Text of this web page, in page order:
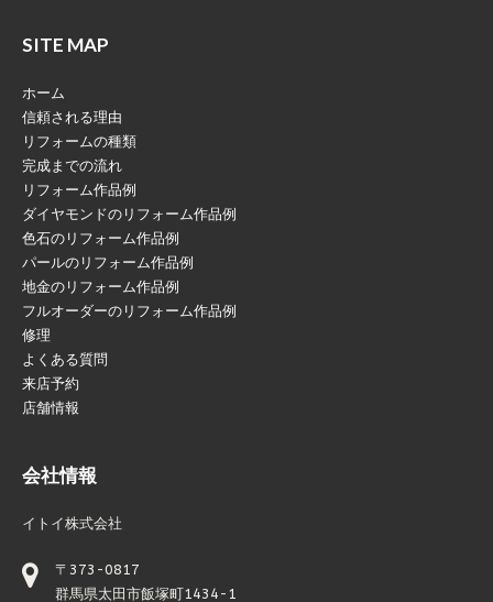
SITE MAP
ホーム
信頼される理由
リフォームの種類
完成までの流れ
リフォーム作品例
ダイヤモンドのリフォーム作品例
色石のリフォーム作品例
パールのリフォーム作品例
地金のリフォーム作品例
フルオーダーのリフォーム作品例
修理
よくある質問
来店予約
店舗情報
会社情報
イトイ株式会社
〒373-0817
群馬県太田市飯塚町1434-1